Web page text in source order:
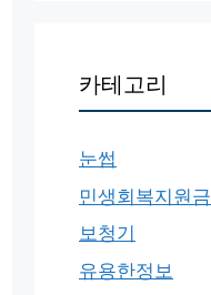
카테고리
눈썹
민생회복지원금
보청기
유용한정보